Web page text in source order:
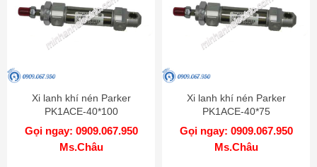
Xi lanh khí nén Parker
PK1ACE-40*100
Gọi ngay: 0909.067.950
Ms.Châu
Xi lanh khí nén Parker
PK1ACE-40*75
Gọi ngay: 0909.067.950
Ms.Châu